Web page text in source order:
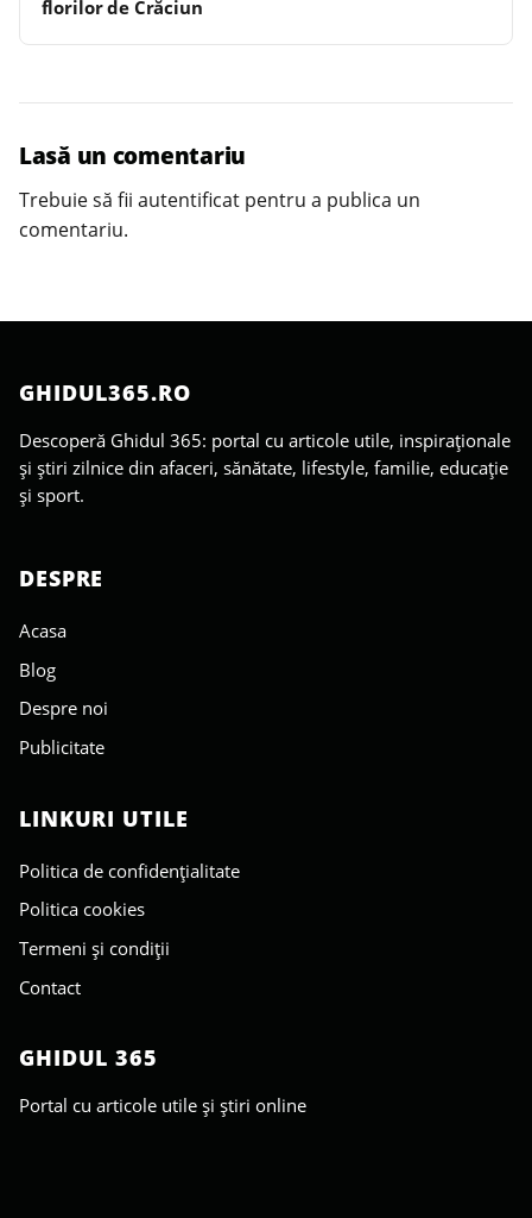
florilor de Crăciun
Lasă un comentariu
Trebuie să fii autentificat pentru a publica un
comentariu.
GHIDUL365.RO
Descoperă Ghidul 365: portal cu articole utile, inspiraționale
și știri zilnice din afaceri, sănătate, lifestyle, familie, educație
și sport.
DESPRE
Acasa
Blog
Despre noi
Publicitate
LINKURI UTILE
Politica de confidențialitate
Politica cookies
Termeni și condiții
Contact
GHIDUL 365
Portal cu articole utile și știri online